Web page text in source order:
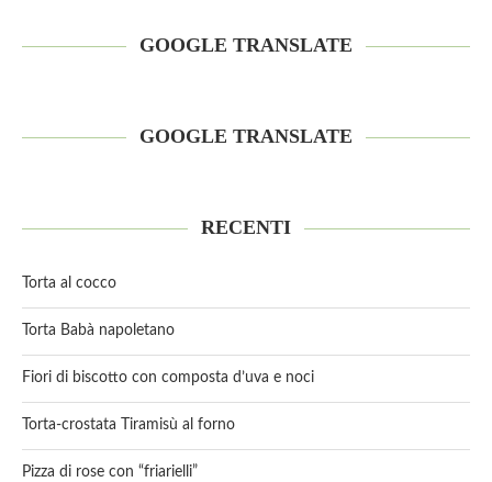
GOOGLE TRANSLATE
GOOGLE TRANSLATE
RECENTI
Torta al cocco
Torta Babà napoletano
Fiori di biscotto con composta d’uva e noci
Torta-crostata Tiramisù al forno
Pizza di rose con “friarielli”